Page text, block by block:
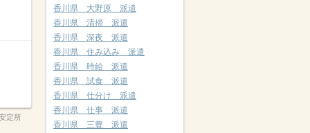
定所
香川県 大野原 派遣
香川県 清掃 派遣
香川県 深夜 派遣
香川県 住み込み 派遣
香川県 時給 派遣
香川県 試食 派遣
香川県 仕分け 派遣
香川県 仕事 派遣
香川県 三豊 派遣